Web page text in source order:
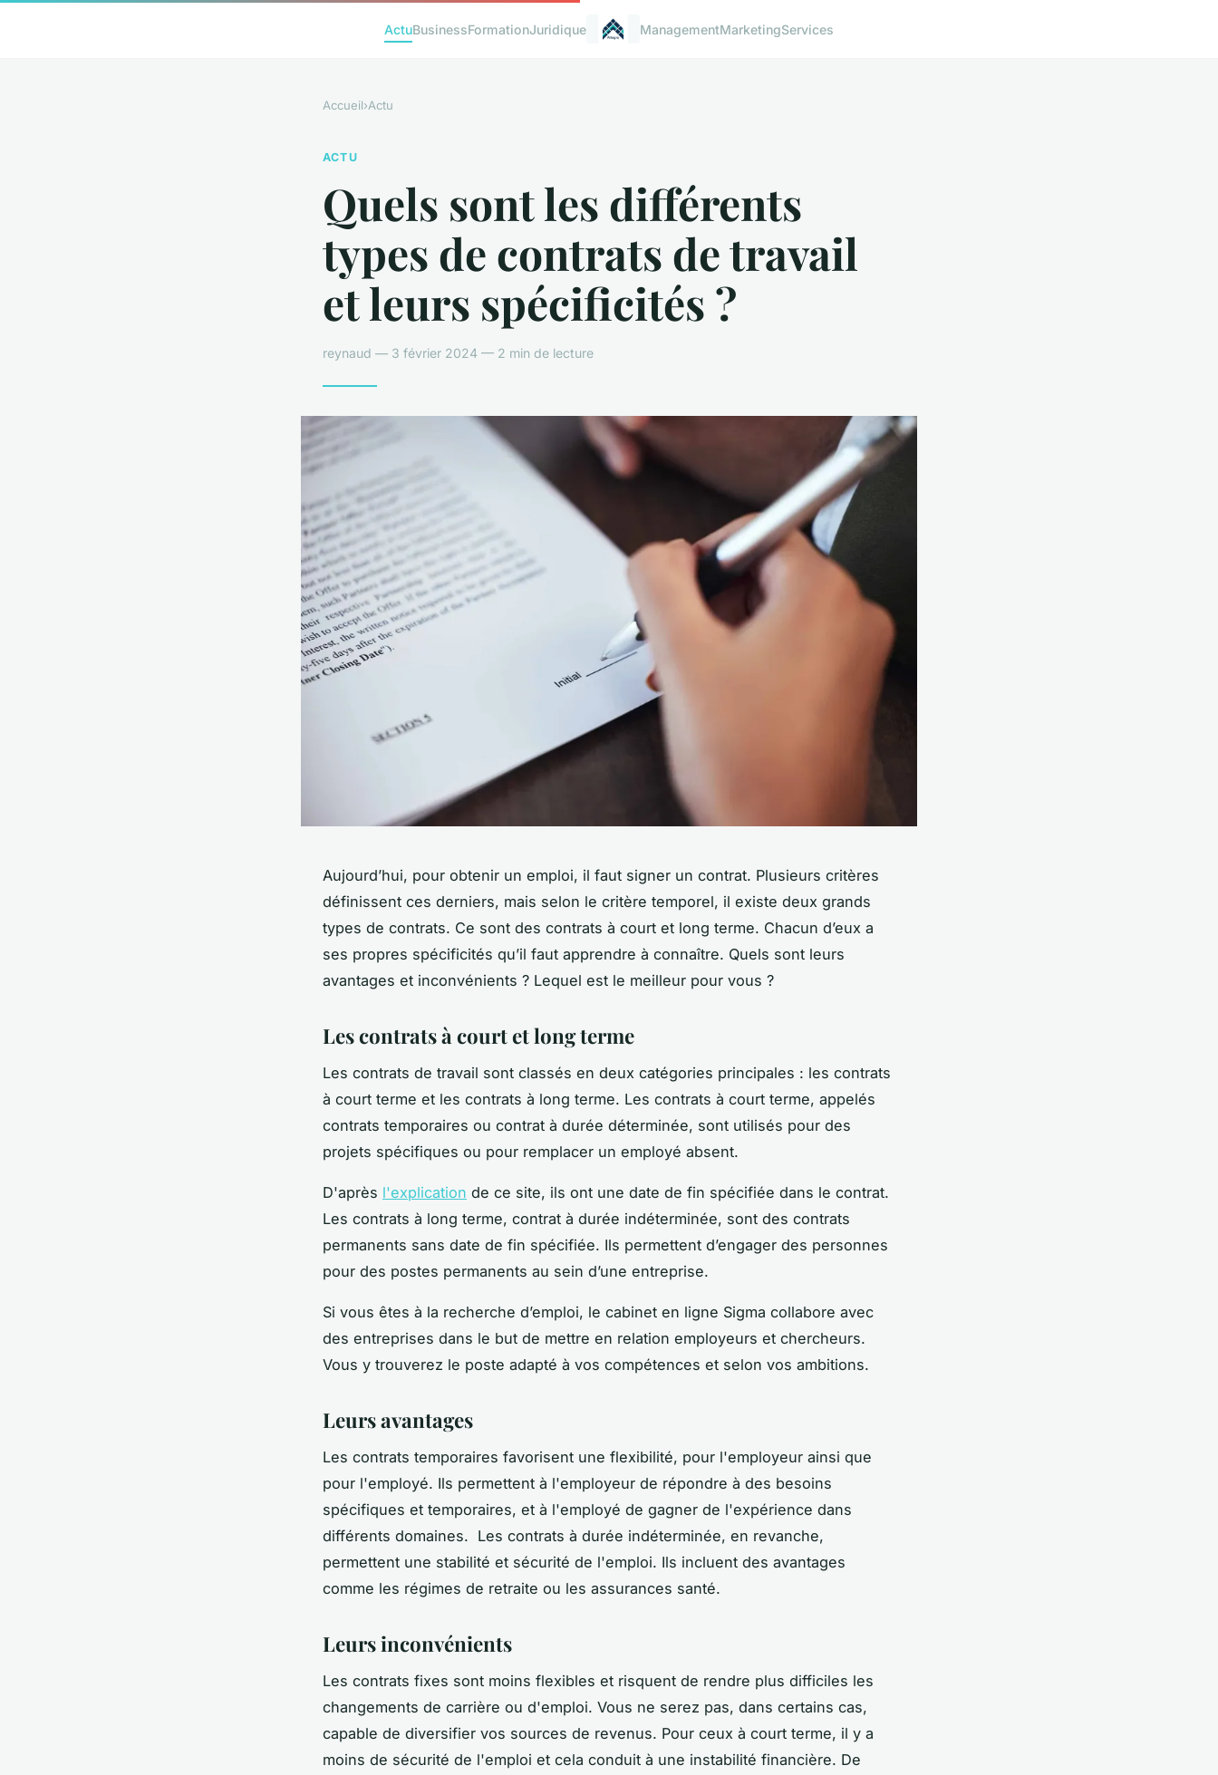
ActuBusinessFormationJuridique ManagementMarketingServices
Accueil›Actu
ACTU
Quels sont les différents
types de contrats de travail
et leurs spécificités ?
reynaud — 3 février 2024 — 2 min de lecture
Aujourd’hui, pour obtenir un emploi, il faut signer un contrat. Plusieurs critères
définissent ces derniers, mais selon le critère temporel, il existe deux grands
types de contrats. Ce sont des contrats à court et long terme. Chacun d’eux a
ses propres spécificités qu’il faut apprendre à connaître. Quels sont leurs
avantages et inconvénients ? Lequel est le meilleur pour vous ?
Les contrats à court et long terme
Les contrats de travail sont classés en deux catégories principales : les contrats
à court terme et les contrats à long terme. Les contrats à court terme, appelés
contrats temporaires ou contrat à durée déterminée, sont utilisés pour des
projets spécifiques ou pour remplacer un employé absent.
D'après l'explication de ce site, ils ont une date de fin spécifiée dans le contrat.
Les contrats à long terme, contrat à durée indéterminée, sont des contrats
permanents sans date de fin spécifiée. Ils permettent d’engager des personnes
pour des postes permanents au sein d’une entreprise.
Si vous êtes à la recherche d’emploi, le cabinet en ligne Sigma collabore avec
des entreprises dans le but de mettre en relation employeurs et chercheurs.
Vous y trouverez le poste adapté à vos compétences et selon vos ambitions.
Leurs avantages
Les contrats temporaires favorisent une flexibilité, pour l'employeur ainsi que
pour l'employé. Ils permettent à l'employeur de répondre à des besoins
spécifiques et temporaires, et à l'employé de gagner de l'expérience dans
différents domaines. Les contrats à durée indéterminée, en revanche,
permettent une stabilité et sécurité de l'emploi. Ils incluent des avantages
comme les régimes de retraite ou les assurances santé.
Leurs inconvénients
Les contrats fixes sont moins flexibles et risquent de rendre plus difficiles les
changements de carrière ou d'emploi. Vous ne serez pas, dans certains cas,
capable de diversifier vos sources de revenus. Pour ceux à court terme, il y a
moins de sécurité de l'emploi et cela conduit à une instabilité financière. De